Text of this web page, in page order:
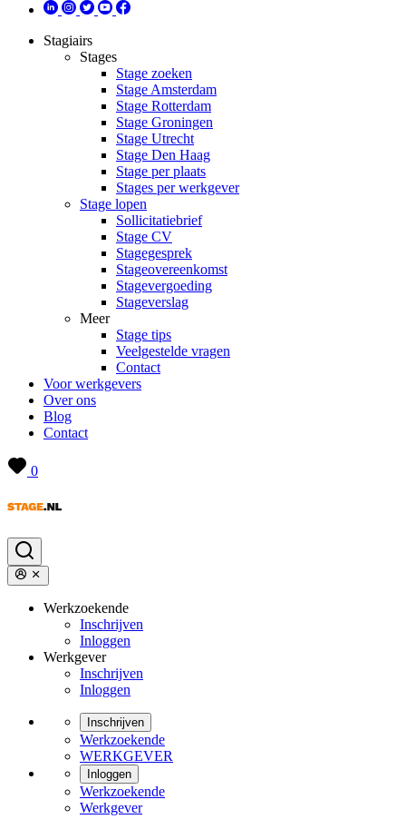
Stagiairs
Stages
Stage zoeken
Stage Amsterdam
Stage Rotterdam
Stage Groningen
Stage Utrecht
Stage Den Haag
Stage per plaats
Stages per werkgever
Stage lopen
Sollicitatiebrief
Stage CV
Stagegesprek
Stageovereenkomst
Stagevergoeding
Stageverslag
Meer
Stage tips
Veelgestelde vragen
Contact
Voor werkgevers
Over ons
Blog
Contact
0
Werkzoekende
Inschrijven
Inloggen
Werkgever
Inschrijven
Inloggen
Inschrijven
Werkzoekende
WERKGEVER
Inloggen
Werkzoekende
Werkgever